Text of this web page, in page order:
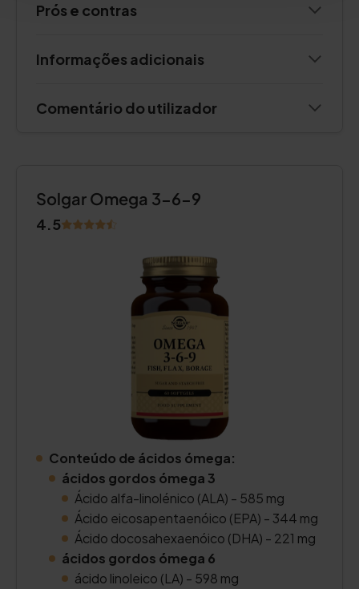
Prós e contras
Informações adicionais
Comentário do utilizador
Solgar Omega 3-6-9
4.5
Conteúdo de ácidos ómega:
ácidos gordos ómega 3
Ácido alfa-linolénico (ALA) - 585 mg
Ácido eicosapentaenóico (EPA) - 344 mg
Ácido docosahexaenóico (DHA) - 221 mg
ácidos gordos ómega 6
ácido linoleico (LA) - 598 mg